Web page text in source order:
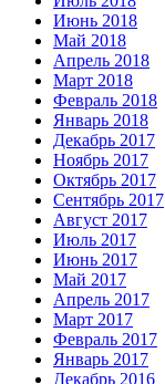
Июнь 2018
Май 2018
Апрель 2018
Март 2018
Февраль 2018
Январь 2018
Декабрь 2017
Ноябрь 2017
Октябрь 2017
Сентябрь 2017
Август 2017
Июль 2017
Июнь 2017
Май 2017
Апрель 2017
Март 2017
Февраль 2017
Январь 2017
Декабрь 2016